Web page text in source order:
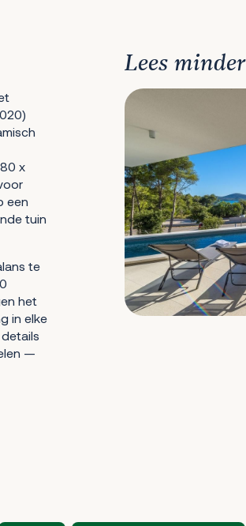
x
een
tuin
te
het
in elke
—
Lees minder